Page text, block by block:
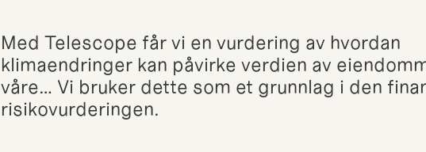
Med Telescope får vi en vurdering av hvordan
klimaendringer kan påvirke verdien av
våre… Vi bruker dette som et grunnlag i den
risikovurderingen.